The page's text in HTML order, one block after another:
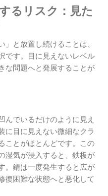
るリスク：見た
」と放置し続けることは、
です。目に見えないレベル
な問題へと発展することが
んでいるだけのように見え
に目に見えない微細なクラ
ことがほとんどです。この
湿気が浸入すると、鉄板が
。錆は一度発生すると広が
復困難な状態へと悪化して